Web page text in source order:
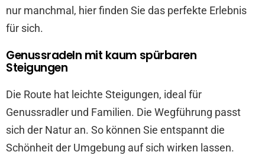
nur manchmal, hier finden Sie das perfekte Erlebnis
für sich.
Genussradeln mit kaum spürbaren
Steigungen
Die Route hat leichte Steigungen, ideal für
Genussradler und Familien. Die Wegführung passt
sich der Natur an. So können Sie entspannt die
Schönheit der Umgebung auf sich wirken lassen.